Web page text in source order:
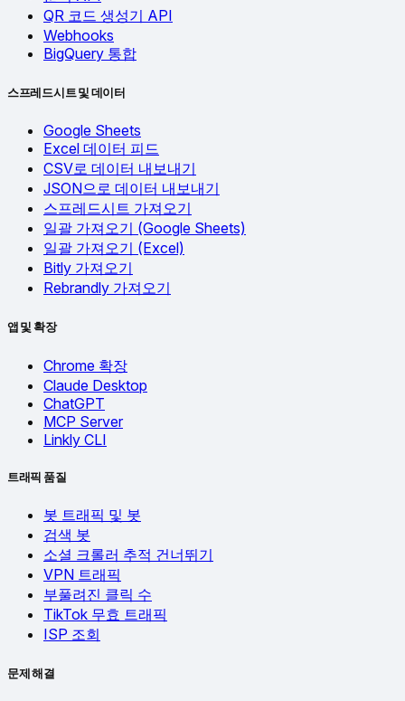
QR 코드 생성기 API
Webhooks
BigQuery 통합
스프레드시트 및 데이터
Google Sheets
Excel 데이터 피드
CSV로 데이터 내보내기
JSON으로 데이터 내보내기
스프레드시트 가져오기
일괄 가져오기 (Google Sheets)
일괄 가져오기 (Excel)
Bitly 가져오기
Rebrandly 가져오기
앱 및 확장
Chrome 확장
Claude Desktop
ChatGPT
MCP Server
Linkly CLI
트래픽 품질
봇 트래픽 및 봇
검색 봇
소셜 크롤러 추적 건너뛰기
VPN 트래픽
부풀려진 클릭 수
TikTok 무효 트래픽
ISP 조회
문제 해결